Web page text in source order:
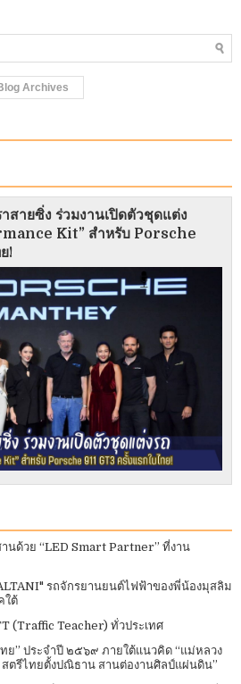
Archives
สายซิ่ง ร่วมงานเปิดตัวชุดแต่ง
Kit” สำหรับ Porsche
!
นด้วย “LED Smart Partner” ที่งาน
รถจักรยานยนต์ไฟฟ้าของพี่น้องมุสลิม
ใต้
(Traffic Teacher) ทั่วประเทศ​
ย” ประจําปี ๒๕๖๙ ภายใต้แนวคิด “แม่หลวง
ตรีไทยตั้งปณิธาน สานต่องานศิลป์แผ่นดิน”